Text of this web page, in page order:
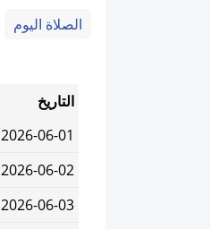
الصلاة اليوم
التاريخ
2026-06-01
2026-06-02
2026-06-03